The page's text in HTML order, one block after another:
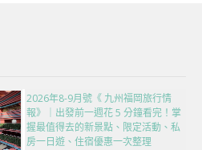
2026年8-9月號《 九州福岡旅行情
報》｜出發前一週花 5 分鐘看完！掌
握最值得去的新景點、限定活動、私
房一日遊、住宿優惠一次整理